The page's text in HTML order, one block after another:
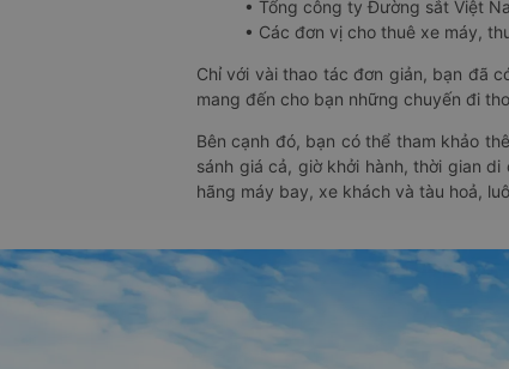
• Tổng công ty Đường sắt Việt
• Các đơn vị cho thuê xe máy,
Chỉ với vài thao tác đơn giản, bạn đã
mang đến cho bạn những chuyến đi
Bên cạnh đó, bạn có thể tham khảo
sánh giá cả, giờ khởi hành, thời gian
hãng máy bay, xe khách và tàu hoả,